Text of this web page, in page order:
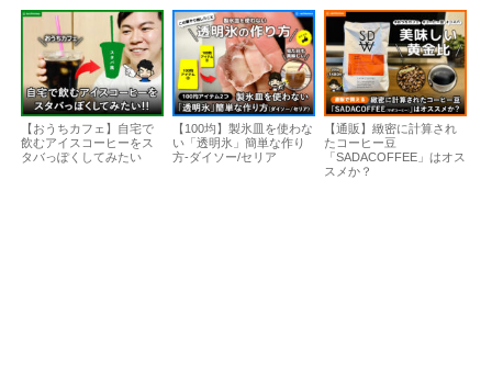
【おうちカフェ】自宅で
飲むアイスコーヒーをス
タバっぽくしてみたい
【100均】製氷皿を使わな
い「透明氷」簡単な作り
方-ダイソー/セリア
【通販】緻密に計算され
たコーヒー豆
「SADACOFFEE」はオス
スメか？